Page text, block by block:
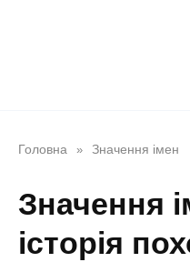
Головна » Значення імен
Значення
історія